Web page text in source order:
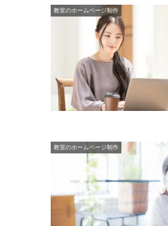
教室のホームページ制作
教室のホームページ制作